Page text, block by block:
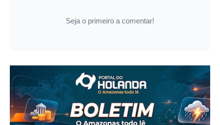
Seja o primeiro a comentar!